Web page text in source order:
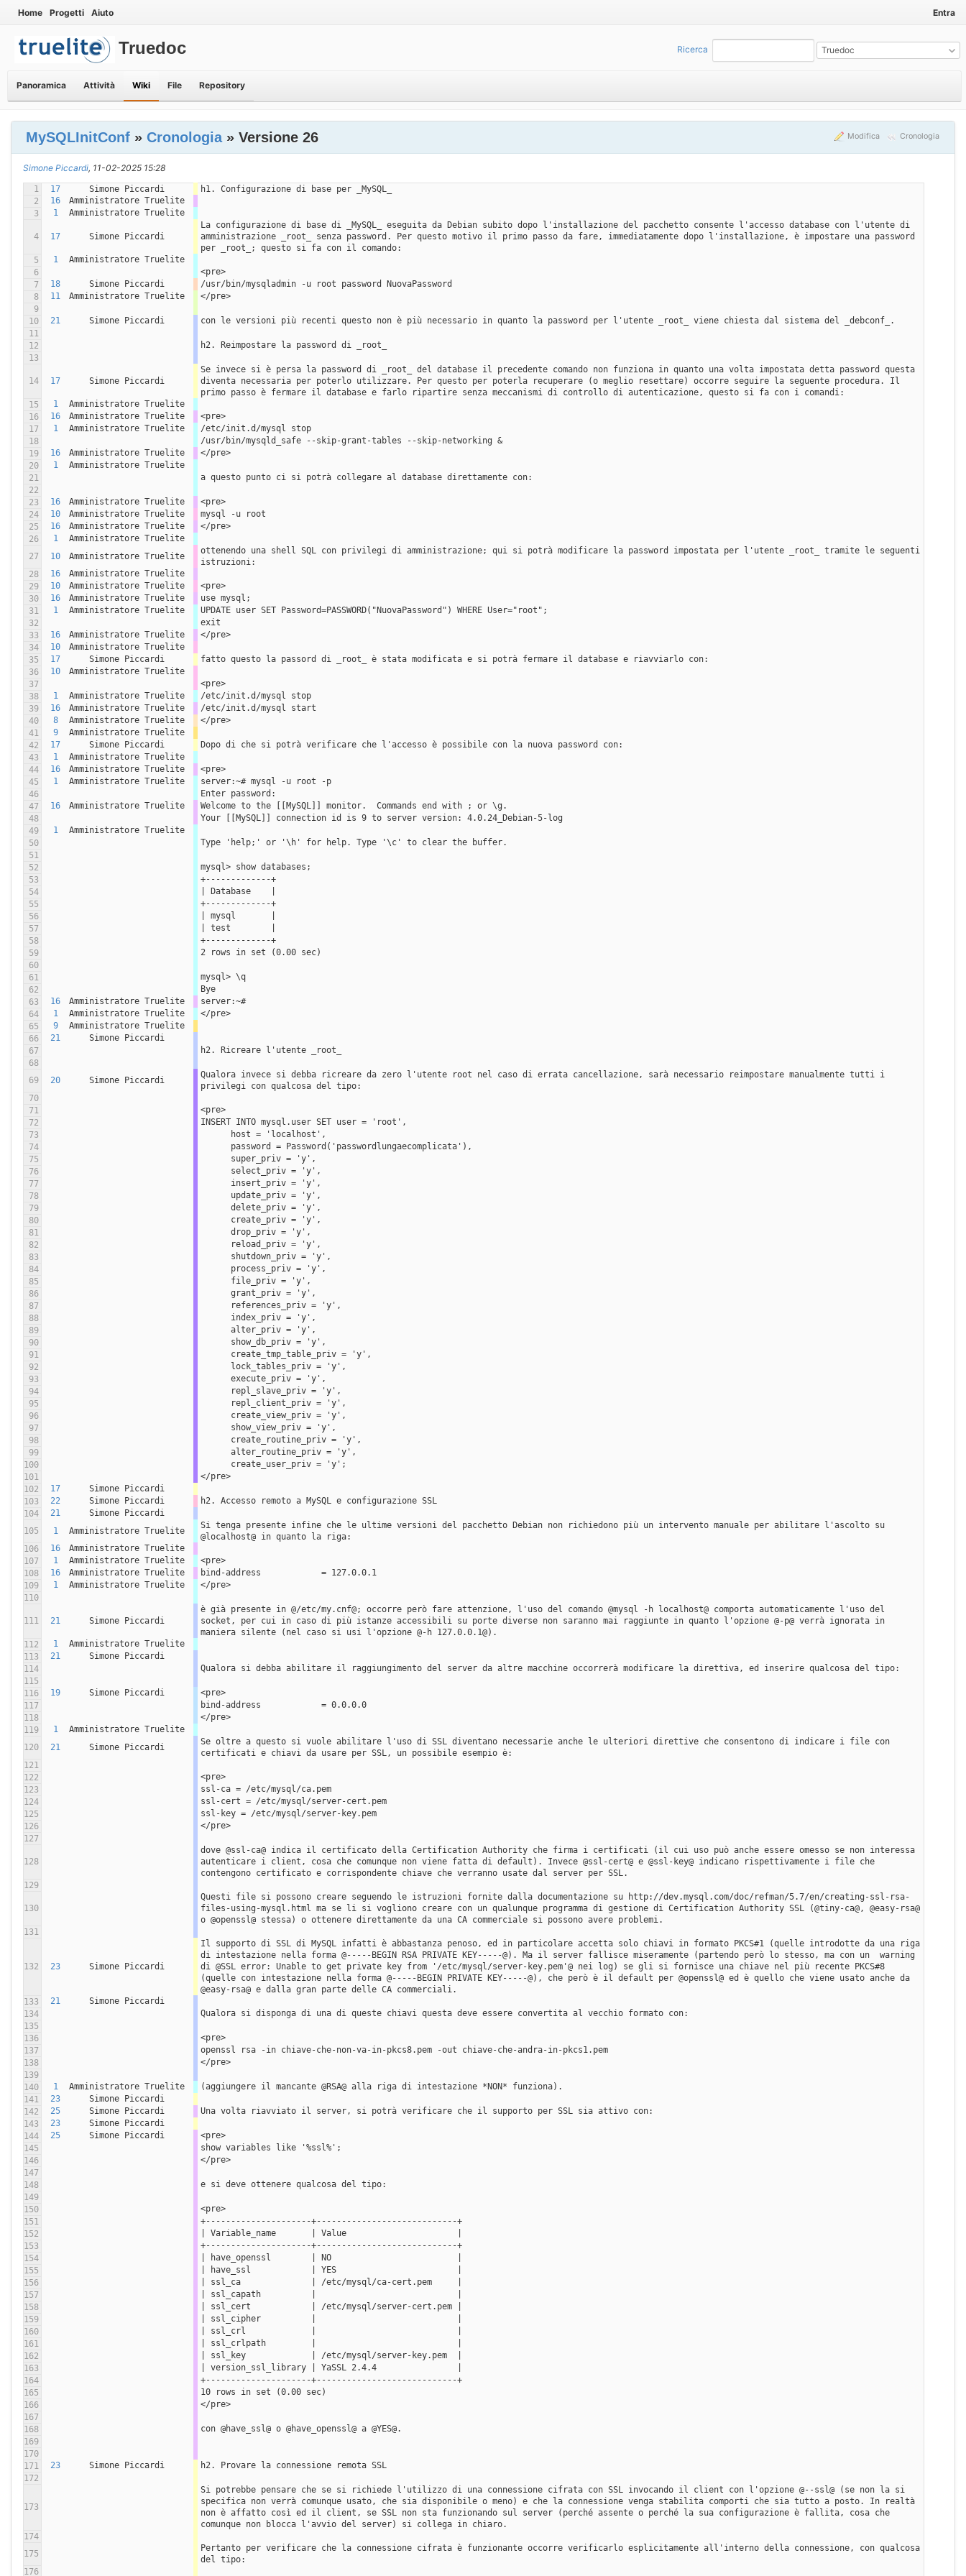
Entra
Home Progetti Aiuto
Ricerca Truedoc
Truedoc
Panoramica Attività Wiki File Repository
Modifica Cronologia
MySQLInitConf » Cronologia» Versione 26
Simone Piccardi, 11-02-2025 15:28
1 17 Simone Piccardi
h1. Configurazione di base per _MySQL_
2
16
Amministratore Truelite
3
1 Amministratore Truelite
4 17 Simone Piccardi
La configurazione di base di _MySQL_ eseguita da Debian subito dopo l'installazione del pacchetto consente l'accesso database con l'utente di
amministrazione _root_ senza password. Per questo motivo il primo passo da fare, immediatamente dopo l'installazione, è impostare una password
per _root_; questo si fa con il comando:
5
1
Amministratore Truelite
6
<pre>
7
18 Simone Piccardi
/usr/bin/mysqladmin -u root password NuovaPassword
8
11 Amministratore Truelite
</pre>
9
10
21 Simone Piccardi
con le versioni più recenti questo non è più necessario in quanto la password per l'utente _root_ viene chiesta dal sistema del _debconf_.
11
12
h2. Reimpostare la password di _root_
13
14 17 Simone Piccardi
Se invece si è persa la password di _root_ del database il precedente comando non funziona in quanto una volta impostata detta password questa
diventa necessaria per poterlo utilizzare. Per questo per poterla recuperare (o meglio resettare) occorre seguire la seguente procedura. Il
primo passo è fermare il database e farlo ripartire senza meccanismi di controllo di autenticazione, questo si fa con i comandi:
15
1
Amministratore Truelite
16
16 Amministratore Truelite
<pre>
17
1 Amministratore Truelite
/etc/init.d/mysql stop
18
/usr/bin/mysqld_safe --skip-grant-tables --skip-networking &
19
16 Amministratore Truelite
</pre>
20
1
Amministratore Truelite
21
a questo punto ci si potrà collegare al database direttamente con:
22
23
16 Amministratore Truelite
<pre>
24
10 Amministratore Truelite
mysql -u root
25
16 Amministratore Truelite
</pre>
26
1
Amministratore Truelite
27
10 Amministratore Truelite
ottenendo una shell SQL con privilegi di amministrazione; qui si potrà modificare la password impostata per l'utente _root_ tramite le seguenti
istruzioni:
28
16
Amministratore Truelite
29
10 Amministratore Truelite
<pre>
30
16 Amministratore Truelite
use mysql;
31
1 Amministratore Truelite
UPDATE user SET Password=PASSWORD("NuovaPassword") WHERE User="root";
32
exit
33
16 Amministratore Truelite
</pre>
34
10
Amministratore Truelite
35
17 Simone Piccardi
fatto questo la passord di _root_ è stata modificata e si potrà fermare il database e riavviarlo con:
36
10
Amministratore Truelite
37
<pre>
38
1 Amministratore Truelite
/etc/init.d/mysql stop
39
16 Amministratore Truelite
/etc/init.d/mysql start
40
8 Amministratore Truelite
</pre>
41
9
Amministratore Truelite
42
17 Simone Piccardi
Dopo di che si potrà verificare che l'accesso è possibile con la nuova password con:
43
1
Amministratore Truelite
44
16 Amministratore Truelite
<pre>
45
1 Amministratore Truelite
server:~# mysql -u root -p
46
Enter password:
47
16 Amministratore Truelite
Welcome to the [[MySQL]] monitor.  Commands end with ; or \g.
48
Your [[MySQL]] connection id is 9 to server version: 4.0.24_Debian-5-log
49
1
Amministratore Truelite
50
Type 'help;' or '\h' for help. Type '\c' to clear the buffer.
51
52
mysql> show databases;
53
+-------------+
54
| Database    |
55
+-------------+
56
| mysql       |
57
| test        |
58
+-------------+
59
2 rows in set (0.00 sec)
60
61
mysql> \q
62
Bye
63
16 Amministratore Truelite
server:~#
64
1 Amministratore Truelite
</pre>
65
9
Amministratore Truelite
66
21
Simone Piccardi
67
h2. Ricreare l'utente _root_
68
69
20 Simone Piccardi
Qualora invece si debba ricreare da zero l'utente root nel caso di errata cancellazione, sarà necessario reimpostare manualmente tutti i
privilegi con qualcosa del tipo:
70
71
<pre>
72
INSERT INTO mysql.user SET user = 'root',
73
      host = 'localhost',
74
      password = Password('passwordlungaecomplicata'),
75
      super_priv = 'y',
76
      select_priv = 'y',
77
      insert_priv = 'y',
78
      update_priv = 'y',
79
      delete_priv = 'y',
80
      create_priv = 'y',
81
      drop_priv = 'y',
82
      reload_priv = 'y',
83
      shutdown_priv = 'y',
84
      process_priv = 'y',
85
      file_priv = 'y',
86
      grant_priv = 'y',
87
      references_priv = 'y',
88
      index_priv = 'y',
89
      alter_priv = 'y',
90
      show_db_priv = 'y',
91
      create_tmp_table_priv = 'y',
92
      lock_tables_priv = 'y',
93
      execute_priv = 'y',
94
      repl_slave_priv = 'y',
95
      repl_client_priv = 'y',
96
      create_view_priv = 'y',
97
      show_view_priv = 'y',
98
      create_routine_priv = 'y',
99
      alter_routine_priv = 'y',
100
      create_user_priv = 'y';
101
</pre>
102
17
Simone Piccardi
103
22 Simone Piccardi
h2. Accesso remoto a MySQL e configurazione SSL
104
21
Simone Piccardi
105
1 Amministratore Truelite
Si tenga presente infine che le ultime versioni del pacchetto Debian non richiedono più un intervento manuale per abilitare l'ascolto su
@localhost@ in quanto la riga:
106
16
Amministratore Truelite
107
1 Amministratore Truelite
<pre>
108
16 Amministratore Truelite
bind-address            = 127.0.0.1
109
1 Amministratore Truelite
</pre>
110
111 21 Simone Piccardi
è già presente in @/etc/my.cnf@; occorre però fare attenzione, l'uso del comando @mysql -h localhost@ comporta automaticamente l'uso del
socket, per cui in caso di più istanze accessibili su porte diverse non saranno mai raggiunte in quanto l'opzione @-p@ verrà ignorata in
maniera silente (nel caso si usi l'opzione @-h 127.0.0.1@).
112
1
Amministratore Truelite
113
21
Simone Piccardi
114
Qualora si debba abilitare il raggiungimento del server da altre macchine occorrerà modificare la direttiva, ed inserire qualcosa del tipo:
115
116
19 Simone Piccardi
<pre>
117
bind-address            = 0.0.0.0
118
</pre>
119
1
Amministratore Truelite
120
21 Simone Piccardi
Se oltre a questo si vuole abilitare l'uso di SSL diventano necessarie anche le ulteriori direttive che consentono di indicare i file con
certificati e chiavi da usare per SSL, un possibile esempio è:
121
122
<pre>
123
ssl-ca = /etc/mysql/ca.pem
124
ssl-cert = /etc/mysql/server-cert.pem
125
ssl-key = /etc/mysql/server-key.pem
126
</pre>
127
128
dove @ssl-ca@ indica il certificato della Certification Authority che firma i certificati (il cui uso può anche essere omesso se non interessa
autenticare i client, cosa che comunque non viene fatta di default). Invece @ssl-cert@ e @ssl-key@ indicano rispettivamente i file che
contengono certificato e corrispondente chiave che verranno usate dal server per SSL.
129
130
Questi file si possono creare seguendo le istruzioni fornite dalla documentazione su http://dev.mysql.com/doc/refman/5.7/en/creating-ssl-rsa-
files-using-mysql.html ma se li si vogliono creare con un qualunque programma di gestione di Certification Authority SSL (@tiny-ca@, @easy-rsa@
o @openssl@ stessa) o ottenere direttamente da una CA commerciale si possono avere problemi.
131
132 23 Simone Piccardi
Il supporto di SSL di MySQL infatti è abbastanza penoso, ed in particolare accetta solo chiavi in formato PKCS#1 (quelle introdotte da una riga
di intestazione nella forma @-----BEGIN RSA PRIVATE KEY-----@). Ma il server fallisce miseramente (partendo però lo stesso, ma con un  warning
di @SSL error: Unable to get private key from '/etc/mysql/server-key.pem'@ nei log) se gli si fornisce una chiave nel più recente PKCS#8
(quelle con intestazione nella forma @-----BEGIN PRIVATE KEY-----@), che però è il default per @openssl@ ed è quello che viene usato anche da
@easy-rsa@ e dalla gran parte delle CA commerciali.
133
21
Simone Piccardi
134
Qualora si disponga di una di queste chiavi questa deve essere convertita al vecchio formato con:
135
136
<pre>
137
openssl rsa -in chiave-che-non-va-in-pkcs8.pem -out chiave-che-andra-in-pkcs1.pem
138
</pre>
139
140
1 Amministratore Truelite
(aggiungere il mancante @RSA@ alla riga di intestazione *NON* funziona).
141
23
Simone Piccardi
142
25 Simone Piccardi
Una volta riavviato il server, si potrà verificare che il supporto per SSL sia attivo con:
143
23
Simone Piccardi
144
25 Simone Piccardi
<pre>
145
show variables like '%ssl%';
146
</pre>
147
148
e si deve ottenere qualcosa del tipo:
149
150
<pre>
151
+---------------------+----------------------------+
152
| Variable_name       | Value                      |
153
+---------------------+----------------------------+
154
| have_openssl        | NO                         |
155
| have_ssl            | YES                        |
156
| ssl_ca              | /etc/mysql/ca-cert.pem     |
157
| ssl_capath          |                            |
158
| ssl_cert            | /etc/mysql/server-cert.pem |
159
| ssl_cipher          |                            |
160
| ssl_crl             |                            |
161
| ssl_crlpath         |                            |
162
| ssl_key             | /etc/mysql/server-key.pem  |
163
| version_ssl_library | YaSSL 2.4.4                |
164
+---------------------+----------------------------+
165
10 rows in set (0.00 sec)
166
</pre>
167
168
con @have_ssl@ o @have_openssl@ a @YES@.
169
170
171
23 Simone Piccardi
h2. Provare la connessione remota SSL
172
173
Si potrebbe pensare che se si richiede l'utilizzo di una connessione cifrata con SSL invocando il client con l'opzione @--ssl@ (se non la si
specifica non verrà comunque usato, che sia disponibile o meno) e che la connessione venga stabilita comporti che sia tutto a posto. In realtà
non è affatto così ed il client, se SSL non sta funzionando sul server (perché assente o perché la sua configurazione è fallita, cosa che
comunque non blocca l'avvio del server) si collega in chiaro.
174
175
Pertanto per verificare che la connessione cifrata è funzionante occorre verificarlo esplicitamente all'interno della connessione, con qualcosa
del tipo:
176